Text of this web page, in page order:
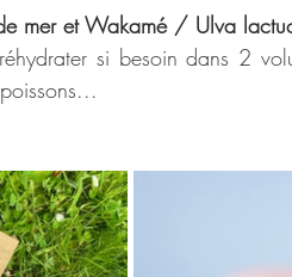
mer et Wakamé / Ulva
si besoin dans 2